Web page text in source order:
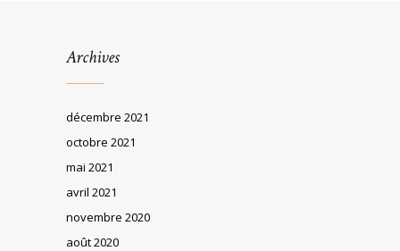
Archives
décembre 2021
octobre 2021
mai 2021
avril 2021
novembre 2020
août 2020